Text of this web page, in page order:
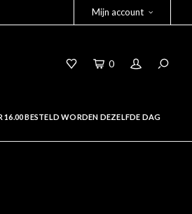
Mijn account
0
BESTELD WORDEN DEZELFDE DAG